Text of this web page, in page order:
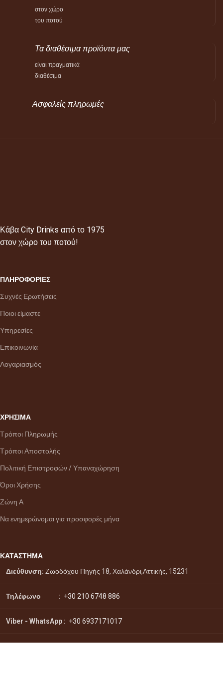
στον χώρο
του ποτού
Τα διαθέσιμα προϊόντα μας
είναι πραγματικά
διαθέσιμα
Ασφαλείς πληρωμές
Κάβα City Drinks από το 1975
στον χώρο του ποτού!
ΠΛΗΡΟΦΟΡΙΕΣ
Συχνές Ερωτήσεις
Ποιοι είμαστε
Υπηρεσίες
Επικοινωνία
Λογαριασμός
ΧΡΗΣΙΜΑ
Τρόποι Πληρωμής
Τρόποι Αποστολής
Πολιτική Επιστροφών / Υπαναχώρηση
Όροι Χρήσης
Ζώνη Α
Να ενημερώνομαι για προσφορές μήνα
ΚΑΤΑΣΤΗΜΑ
Διεύθυνση: Ζωοδόχου Πηγής 18, Χαλάνδρι,Αττικής, 15231
Τηλέφωνο : +30 210 6748 886
Viber - WhatsApp : +30 6937171017